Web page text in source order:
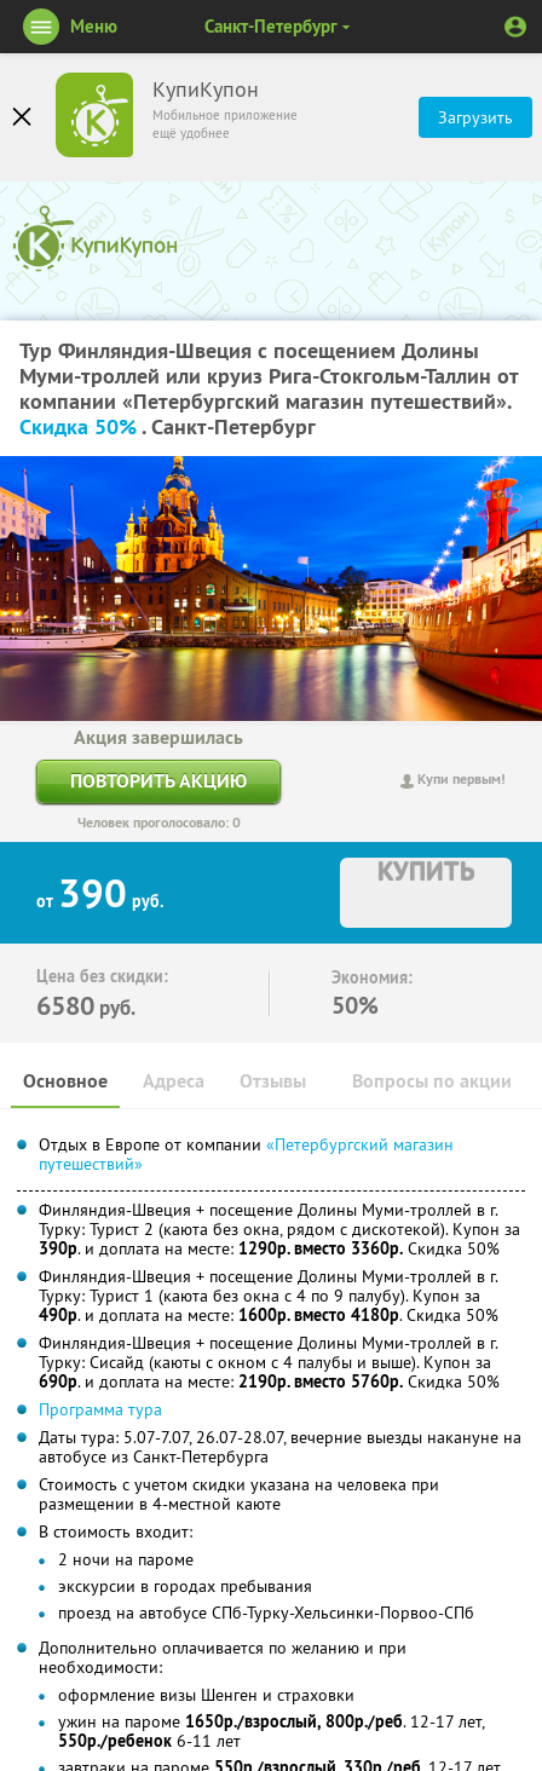
КупиКупон
Мобильное приложение
ещё удобнее
Загрузить
Меню Санкт-Петербург
Тур Финляндия-Швеция с посещением Долины
Муми-троллей или круиз Рига-Стокгольм-Таллин от
компании «Петербургский магазин путешествий».
Скидка 50%. Санкт-Петербург
Купи первым!
Акция завершилась
ПОВТОРИТЬ АКЦИЮ
Человек проголосовало: 0
от 390 руб.
КУПИТЬ
Цена без скидки:
6580 руб.
Экономия:
50%
Основное Отзывы Вопросы по акции
Адреса
Отдых в Европе от компании «Петербургский магазин
путешествий»
Финляндия-Швеция + посещение Долины Муми-троллей в г.
Турку: Турист 2 (каюта без окна, рядом с дискотекой). Купон за
390р. и доплата на месте: 1290р. вместо 3360р. Скидка 50%
Финляндия-Швеция + посещение Долины Муми-троллей в г.
Турку: Турист 1 (каюта без окна с 4 по 9 палубу). Купон за
490р. и доплата на месте: 1600р. вместо 4180р. Скидка 50%
Финляндия-Швеция + посещение Долины Муми-троллей в г.
Турку: Сисайд (каюты с окном с 4 палубы и выше). Купон за
690р. и доплата на месте: 2190р. вместо 5760р. Скидка 50%
Программа тура
Даты тура: 5.07-7.07, 26.07-28.07, вечерние выезды накануне на
автобусе из Санкт-Петербурга
Стоимость с учетом скидки указана на человека при
размещении в 4-местной каюте
В стоимость входит:
2 ночи на пароме
экскурсии в городах пребывания
проезд на автобусе СПб-Турку-Хельсинки-Порвоо-СПб
Дополнительно оплачивается по желанию и при
необходимости:
оформление визы Шенген и страховки
ужин на пароме 1650р./взрослый, 800р./реб. 12-17 лет,
550р./ребенок 6-11 лет